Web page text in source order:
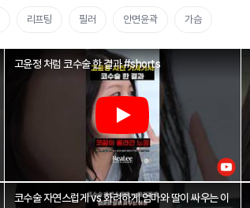
리프팅 필러 안면윤곽 가슴
고윤정 처럼 코수술 한 결과 #shorts
코수술 자연스럽게 vs 화려하게 엄마와 딸이 싸우는 이